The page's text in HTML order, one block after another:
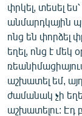
փրկել, տեսել
անմարդկային
ոնց են փորձել
եղել, ոնց է մեկ
աշխատել եմ,
ժամանակ չի
աշխատելու: Էդ